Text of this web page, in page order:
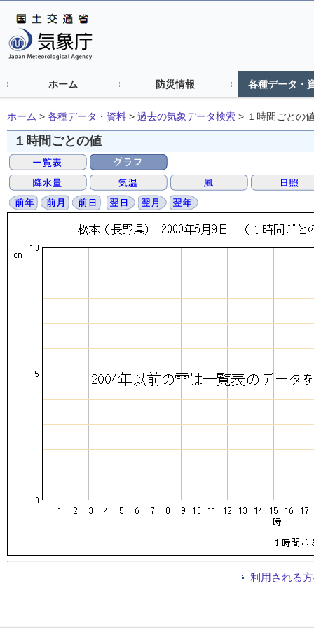
ホーム 防災情報 各種データ・
ホーム > 各種データ・資料 > 過去の気象データ検索 > １時間ごとの
１時間ごとの値
利用される